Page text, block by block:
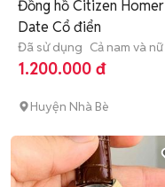
Đồng hồ Citizen Homer
Date Cổ điển
Đã sử dụng Cả nam và nữ
1.200.000 đ
Huyện Nhà Bè